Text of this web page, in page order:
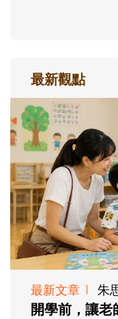
最新觀點
最新文章 朱
開學前，讓老